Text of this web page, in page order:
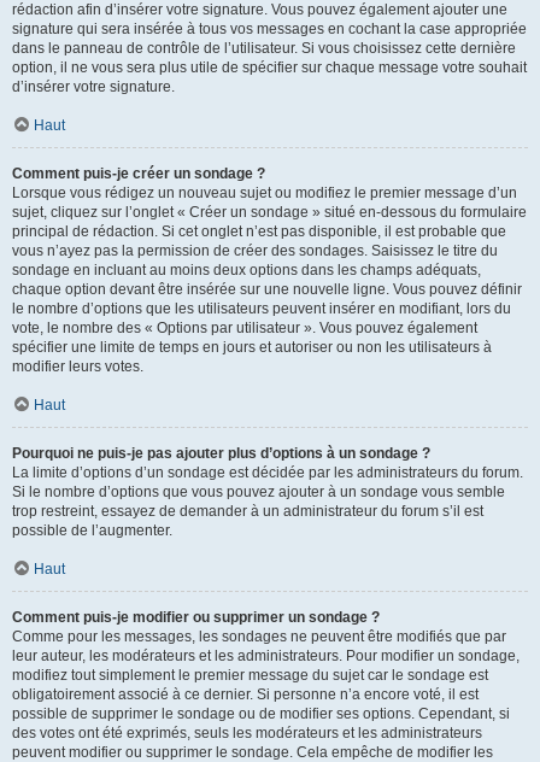
rédaction afin d’insérer votre signature. Vous pouvez également ajouter une
signature qui sera insérée à tous vos messages en cochant la case appropriée
dans le panneau de contrôle de l’utilisateur. Si vous choisissez cette dernière
option, il ne vous sera plus utile de spécifier sur chaque message votre souhait
d’insérer votre signature.
Haut
Comment puis-je créer un sondage ?
Lorsque vous rédigez un nouveau sujet ou modifiez le premier message d’un
sujet, cliquez sur l’onglet « Créer un sondage » situé en-dessous du formulaire
principal de rédaction. Si cet onglet n’est pas disponible, il est probable que
vous n’ayez pas la permission de créer des sondages. Saisissez le titre du
sondage en incluant au moins deux options dans les champs adéquats,
chaque option devant être insérée sur une nouvelle ligne. Vous pouvez définir
le nombre d’options que les utilisateurs peuvent insérer en modifiant, lors du
vote, le nombre des « Options par utilisateur ». Vous pouvez également
spécifier une limite de temps en jours et autoriser ou non les utilisateurs à
modifier leurs votes.
Haut
Pourquoi ne puis-je pas ajouter plus d’options à un sondage ?
La limite d’options d’un sondage est décidée par les administrateurs du forum.
Si le nombre d’options que vous pouvez ajouter à un sondage vous semble
trop restreint, essayez de demander à un administrateur du forum s’il est
possible de l’augmenter.
Haut
Comment puis-je modifier ou supprimer un sondage ?
Comme pour les messages, les sondages ne peuvent être modifiés que par
leur auteur, les modérateurs et les administrateurs. Pour modifier un sondage,
modifiez tout simplement le premier message du sujet car le sondage est
obligatoirement associé à ce dernier. Si personne n’a encore voté, il est
possible de supprimer le sondage ou de modifier ses options. Cependant, si
des votes ont été exprimés, seuls les modérateurs et les administrateurs
peuvent modifier ou supprimer le sondage. Cela empêche de modifier les